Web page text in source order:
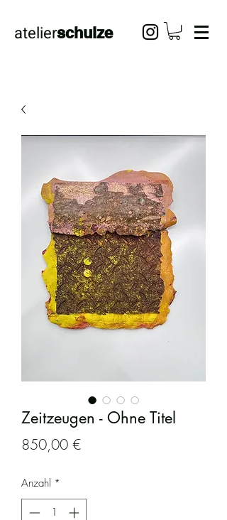
atelierschulze
Zeitzeugen - Ohne Titel
850,00 €Preis
Anzahl *